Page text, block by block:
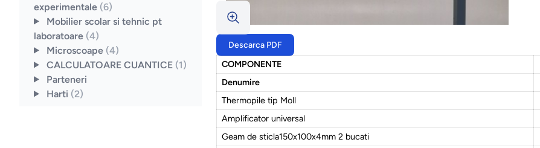
experimentale (6)
Mobilier scolar si tehnic pt
laboratoare (4)
Microscoape (4)
CALCULATOARE CUANTICE (1)
Parteneri
Harti (2)
Descarca PDF
COMPONENTE
Denumire
Thermopile tip Moll
Amplificator universal
Geam de sticla150x100x4mm 2 bucati